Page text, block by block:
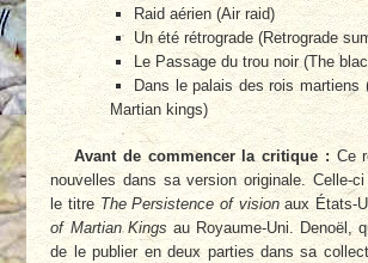
Raid aérien (Air raid)
Un été rétrograde (Retrograde
Le Passage du trou noir (The
Dans le palais des rois martiens
Martian kings)
Avant de commencer la critique : Ce
nouvelles dans sa version originale. Celle-
le titre The Persistence of visionaux États-
of Martian Kings au Royaume-Uni. Denoël,
de le publier en deux parties dans sa